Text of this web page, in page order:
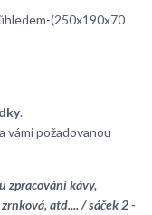
(250x190x70
.
vámi požadovanou
zpracování kávy,
atd.,.. / sáček 2 -